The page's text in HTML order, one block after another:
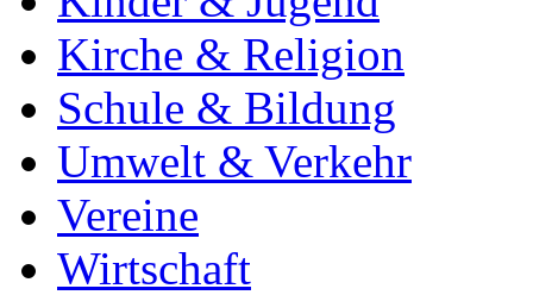
Kirche & Religion
Schule & Bildung
Umwelt & Verkehr
Vereine
Wirtschaft